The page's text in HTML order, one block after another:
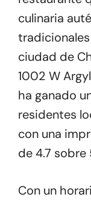
culinaria
ciudad de
1002 W
ha ganado
residentes
con una
de 4.7 sobre
Con un